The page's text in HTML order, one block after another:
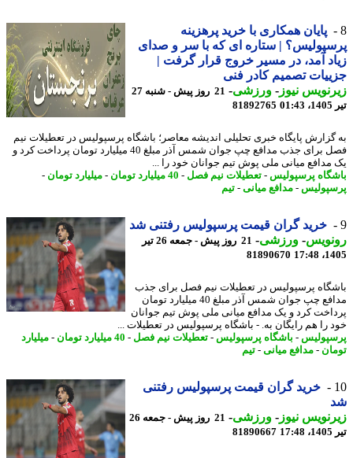
پایان همکاری با خرید پرهزینه
| ستاره ای که با سر و صدای
آمد، در مسیر خروج قرار گرفت |
تصمیم کادر فنی
نیوز-ورزشی-
21 روز پیش - شنبه 27
81892765
پایگاه خبری تحلیلی اندیشه معاصر؛ باشگاه پرسپولیس در تعطیلات نیم
فصل برای جذب مدافع چپ جوان شمس آذر مبلغ 40 میلیارد تومان پرداخت کرد و
میانی ملی پوش تیم جوانان خود را ...
پرسپولیس-تعطیلات نیم فصل-40 میلیارد تومان -میلیارد تومان-
-مدافع میانی-تیم
خرید گران قیمت پرسپولیس رفتنی شد
-ورزشی-
21 روز پیش - جمعه 26 تیر
81890670
پرسپولیس در تعطیلات نیم فصل برای جذب
مدافع چپ جوان شمس آذر مبلغ 40 میلیارد تومان
کرد و یک مدافع میانی ملی پوش تیم جوانان
را هم رایگان به. - باشگاه پرسپولیس در تعطیلات ...
-باشگاه پرسپولیس-تعطیلات نیم فصل-40 میلیارد تومان -میلیارد
-مدافع میانی-تیم
خرید گران قیمت پرسپولیس رفتنی
نیوز-ورزشی-
21 روز پیش - جمعه 26
81890667